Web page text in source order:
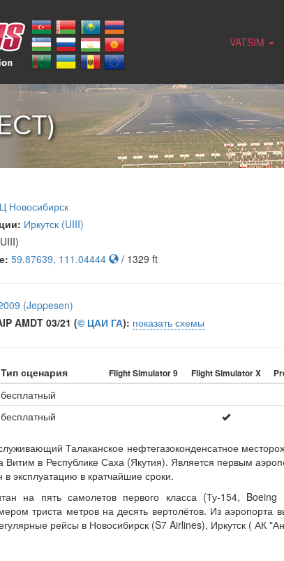
VATSIM
Новосибирск
Иркутск (UIII)
59.87639, 111.04444 / 1329 ft
(Jeppesen)
AMDT 03/21 (© ЦАИ ГА): показать схемы
Тип сценария Flight Simulator 9 Flight Simulator X
бесплатный
бесплатный
Талаканское нефтегазоконденсатное
Витим в Республике Саха (Якутия). Является первым
эксплуатацию в кратчайшие сроки.
на пять самолетов первого класса (Ту-154,
триста метров на десять вертолётов. Из
рейсы в Новосибирск (S7 Airlines), Иркутск ( АК